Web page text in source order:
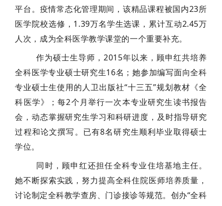
平台。疫情常态化管理期间，该精品课程被国内23所
医学院校选修，1.39万名学生选课，累计互动2.45万
人次，成为全科医学教学课堂的一个重要补充。
作为硕士生导师，2015年以来，顾申红共培养
全科医学专业硕士研究生16名；她参加编写面向全科
专业硕士生使用的人卫出版社“十三五”规划教材《全
科医学》；每2个月举行一次本专业研究生读书报告
会，动态掌握研究生学习和科研进度，及时指导研究
过程和论文撰写。已有8名研究生顺利毕业取得硕士
学位。
同时，顾申红还担任全科专业住培基地主任。
她不断探索实践，努力提高全科住院医师培养质量，
讨论制定全科教学查房、门诊接诊等规范。创办“全科